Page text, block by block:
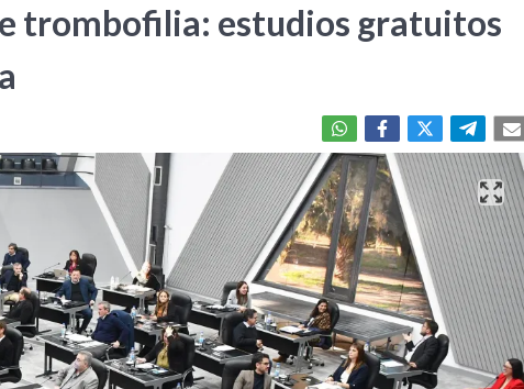
trombofilia: estudios gratuitos